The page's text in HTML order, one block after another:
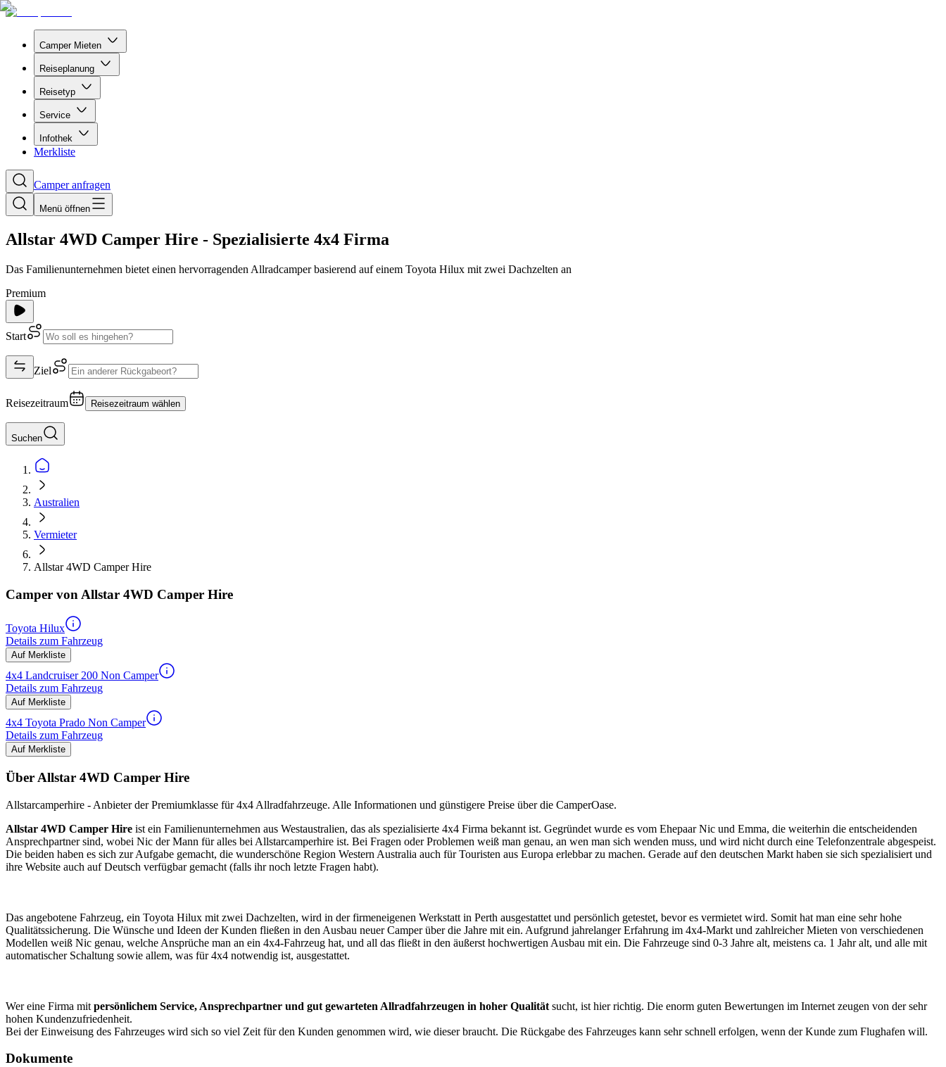
Camper Mieten
Reiseplanung
Reisetyp
Service
Infothek
Merkliste
Camper anfragen
Menü öffnen
Allstar 4WD Camper Hire - Spezialisierte 4x4 Firma
Das Familienunternehmen bietet einen hervorragenden Allradcamper basierend auf einem Toyota Hilux mit zwei Dachzelten an
Premium
Start
Ziel
Reisezeitraum Reisezeitraum wählen
Suchen
Australien
Vermieter
Allstar 4WD Camper Hire
Camper von Allstar 4WD Camper Hire
Toyota Hilux
Details zum Fahrzeug
Auf Merkliste
4x4 Landcruiser 200 Non Camper
Details zum Fahrzeug
Auf Merkliste
4x4 Toyota Prado Non Camper
Details zum Fahrzeug
Auf Merkliste
Über Allstar 4WD Camper Hire
Allstarcamperhire - Anbieter der Premiumklasse für 4x4 Allradfahrzeuge. Alle Informationen und günstigere Preise über die CamperOase.
Allstar 4WD Camper Hire ist ein Familienunternehmen aus Westaustralien, das als spezialisierte 4x4 Firma bekannt ist. Gegründet wurde es vom Ehepaar Nic und Emma, die weiterhin die entscheidenden
Ansprechpartner sind, wobei Nic der Mann für alles bei Allstarcamperhire ist. Bei Fragen oder Problemen weiß man genau, an wen man sich wenden muss, und wird nicht durch eine Telefonzentrale abgespeist.
Die beiden haben es sich zur Aufgabe gemacht, die wunderschöne Region Western Australia auch für Touristen aus Europa erlebbar zu machen. Gerade auf den deutschen Markt haben sie sich spezialisiert und
ihre Website auch auf Deutsch verfügbar gemacht (falls ihr noch letzte Fragen habt).
Das angebotene Fahrzeug, ein Toyota Hilux mit zwei Dachzelten, wird in der firmeneigenen Werkstatt in Perth ausgestattet und persönlich getestet, bevor es vermietet wird. Somit hat man eine sehr hohe
Qualitätssicherung. Die Wünsche und Ideen der Kunden fließen in den Ausbau neuer Camper über die Jahre mit ein. Aufgrund jahrelanger Erfahrung im 4x4-Markt und zahlreicher Mieten von verschiedenen
Modellen weiß Nic genau, welche Ansprüche man an ein 4x4-Fahrzeug hat, und all das fließt in den äußerst hochwertigen Ausbau mit ein. Die Fahrzeuge sind 0-3 Jahre alt, meistens ca. 1 Jahr alt, und alle mit
automatischer Schaltung sowie allem, was für 4x4 notwendig ist, ausgestattet.
Wer eine Firma mit persönlichem Service, Ansprechpartner und gut gewarteten Allradfahrzeugen in hoher Qualität sucht, ist hier richtig. Die enorm guten Bewertungen im Internet zeugen von der sehr
hohen Kundenzufriedenheit.
Bei der Einweisung des Fahrzeuges wird sich so viel Zeit für den Kunden genommen wird, wie dieser braucht. Die Rückgabe des Fahrzeuges kann sehr schnell erfolgen, wenn der Kunde zum Flughafen will.
Dokumente